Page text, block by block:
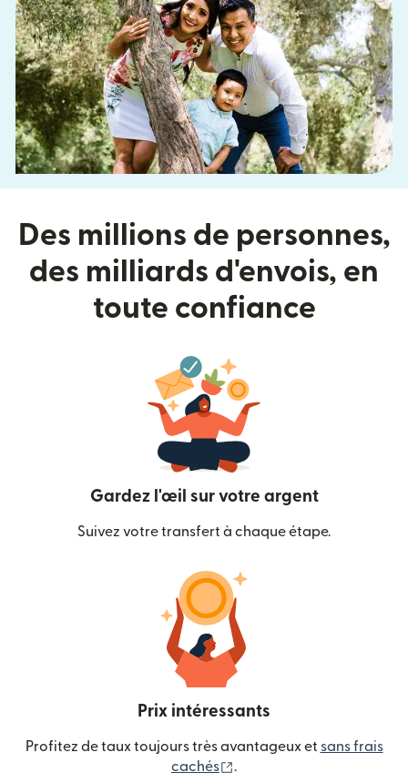
Des millions de personnes,
des milliards d'envois, en
toute confiance
Gardez l'œil sur votre argent
Suivez votre transfert à chaque étape.
Prix intéressants
Profitez de taux toujours très avantageux et sans frais
cachés
.